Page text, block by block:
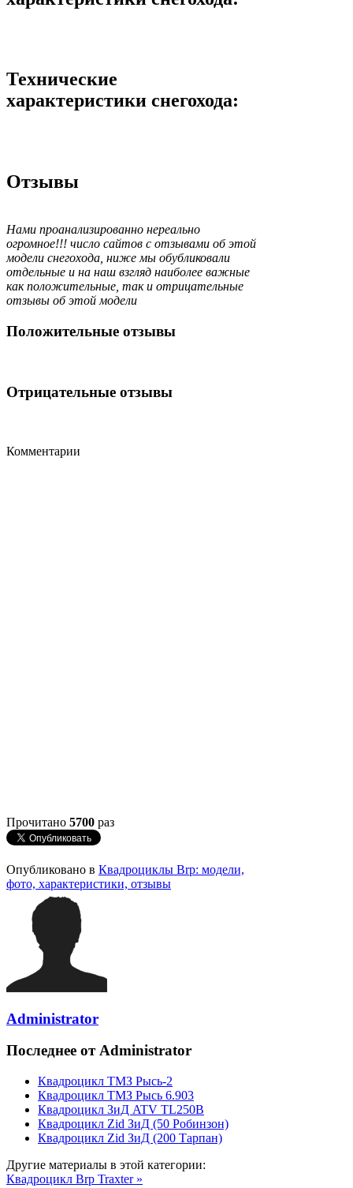
Технические
характеристики снегохода:
Отзывы
Нами проанализированно нереально
огромное!!! число сайтов с отзывами об этой
модели снегохода, ниже мы обубликовали
отдельные и на наш взгляд наиболее важные
как положительные, так и отрицательные
отзывы об этой модели
Положительные отзывы
Отрицательные отзывы
Комментарии
Прочитано 5700 раз
Опубликовано в Квадроциклы Brp: модели,
фото, характеристики, отзывы
Administrator
Последнее от Administrator
Квадроцикл ТМЗ Рысь-2
Квадроцикл ТМЗ Рысь 6.903
Квадроцикл ЗиД ATV TL250B
Квадроцикл Zid ЗиД (50 Робинзон)
Квадроцикл Zid ЗиД (200 Тарпан)
Другие материалы в этой категории:
Квадроцикл Brp Traxter »